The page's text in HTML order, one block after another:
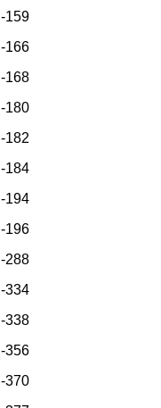
-159
-166
-168
-180
-182
-184
-194
-196
-288
-334
-338
-356
-370